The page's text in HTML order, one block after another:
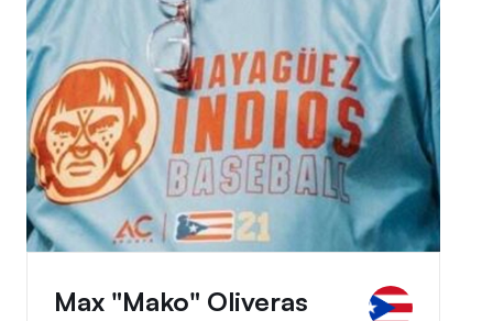
Max "Mako" Oliveras